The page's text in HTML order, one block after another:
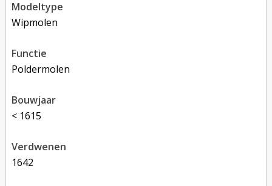
modeltype
Wipmolen
functie
poldermolen
bouwjaar
< 1615
verdwenen
1642